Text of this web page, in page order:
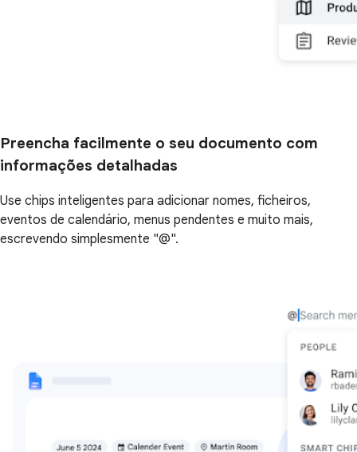
Preencha facilmente o seu documento com
informações detalhadas
Use chips inteligentes para adicionar nomes, ficheiros,
eventos de calendário, menus pendentes e muito mais,
escrevendo simplesmente "@".